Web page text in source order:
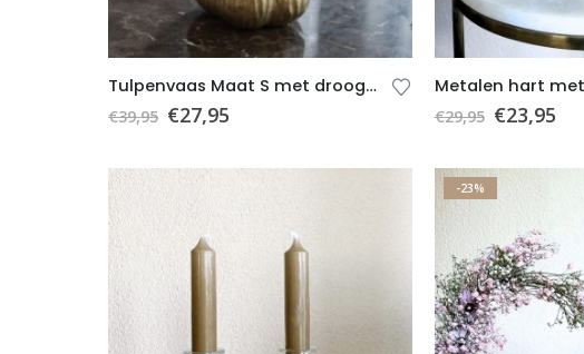
Tulpenvaas Maat S met droogbloemen (roze)
€39,95 €27,95 €29,95 €23,95
-23%